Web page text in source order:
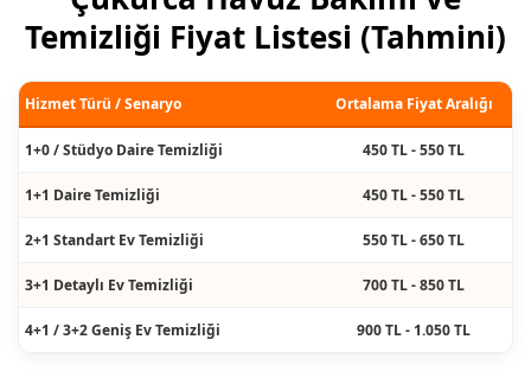
Temizliği Fiyat Listesi (Tahmini)
Hizmet Türü / Senaryo Ortalama Fiyat Aralığı
1+0 / Stüdyo Daire Temizliği 450 TL - 550 TL
1+1 Daire Temizliği 450 TL - 550 TL
2+1 Standart Ev Temizliği 550 TL - 650 TL
3+1 Detaylı Ev Temizliği 700 TL - 850 TL
4+1 / 3+2 Geniş Ev Temizliği 900 TL - 1.050 TL